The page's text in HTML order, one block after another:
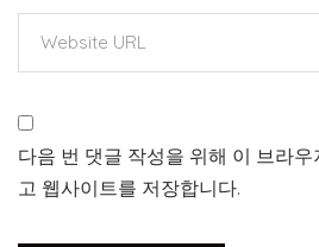
다음 번 댓글 작성을 위해 이 브라우
고 웹사이트를 저장합니다.